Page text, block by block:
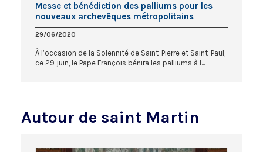
Messe et bénédiction des palliums pour les
nouveaux archevêques métropolitains
29/06/2020
À l’occasion de la Solennité de Saint-Pierre et Saint-Paul,
ce 29 juin, le Pape François bénira les palliums à l...
Autour de saint Martin